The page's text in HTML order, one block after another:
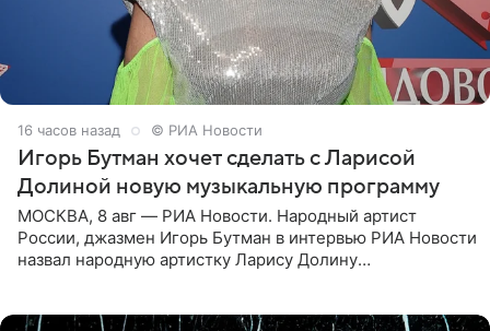
16 часов назад © РИА Новости
Игорь Бутман хочет сделать с Ларисой
Долиной новую музыкальную программу
МОСКВА, 8 авг — РИА Новости. Народный артист
России, джазмен Игорь Бутман в интервью РИА Новости
назвал народную артистку Ларису Долину